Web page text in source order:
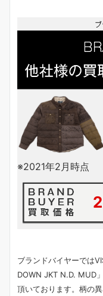
※2021年2月時点
ブランドバイヤーでは
DOWN JKT N.D. MUD
頂いております。柄の